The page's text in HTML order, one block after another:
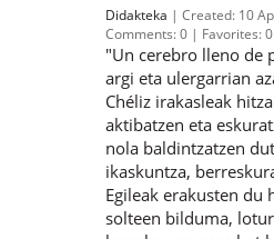
Didakteka Created: 10
Comments:0 Favorites:0
"Un cerebro lleno de
argi eta ulergarrian
Chéliz irakasleak
aktibatzen eta
nola baldintzatzen
ikaskuntza,
Egileak erakusten du
solteen bilduma,